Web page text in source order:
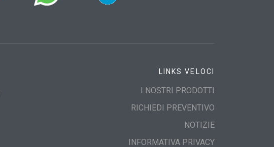
LINKS VELOCI
I NOSTRI PRODOTTI
RICHIEDI PREVENTIVO
NOTIZIE
INFORMATIVA PRIVACY